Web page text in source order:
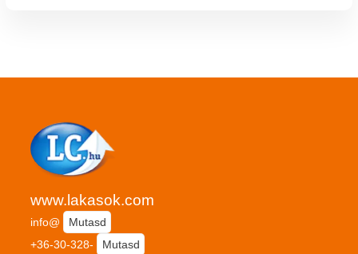
www.lakasok.com
info@
Mutasd
+36-30-328-
Mutasd